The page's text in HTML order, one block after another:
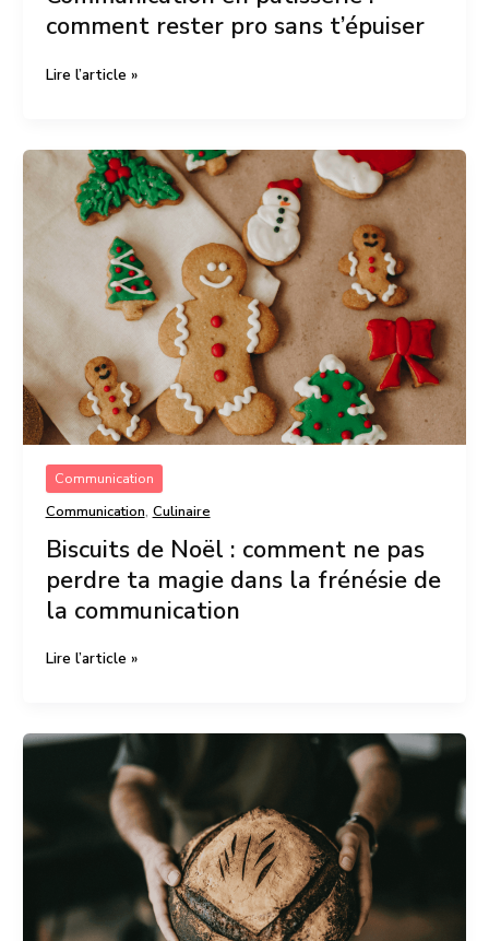
comment rester pro sans t’épuiser
Lire l’article »
Communication
Communication, Culinaire
Biscuits de Noël : comment ne pas
perdre ta magie dans la frénésie de
la communication
Biscuits
Noël
comment
pas
perdre
dans
la
frénésie
de
la
communication
Lire l’article »
5
communication
artisans
boulangers